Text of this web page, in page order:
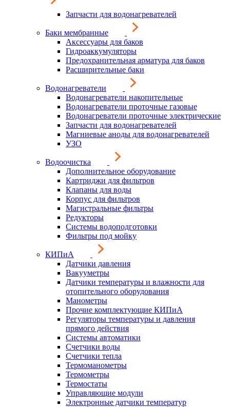
Запчасти для водонагревателей
Баки мембранные
Аксессуары для баков
Гидроаккумуляторы
Предохранительная арматура для баков
Расширительные баки
Водонагреватели
Водонагреватели накопительные
Водонагреватели проточные газовые
Водонагреватели проточные электрические
Запчасти для водонагревателей
Магниевые аноды для водонагревателей
УЗО
Водоочистка
Дополнительное оборудование
Картриджи для фильтров
Клапаны для воды
Корпус для фильтров
Магистральные фильтры
Редукторы
Системы водоподготовки
Фильтры под мойку
КИПиА
Датчики давления
Вакууметры
Датчики температуры и влажности для
отопительного оборудования
Манометры
Прочие комплектующие КИПиА
Регуляторы температуры и давления
прямого действия
Системы автоматики
Счетчики воды
Счетчики тепла
Термоманометры
Термометры
Термостаты
Управляющие модули
Электронные датчики температур